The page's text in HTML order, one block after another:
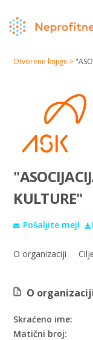
Otvorene knjige >
KULTURE"
O organizaciji
Pošaljite mejl
O
Skraćeno ime:
Matični broj: